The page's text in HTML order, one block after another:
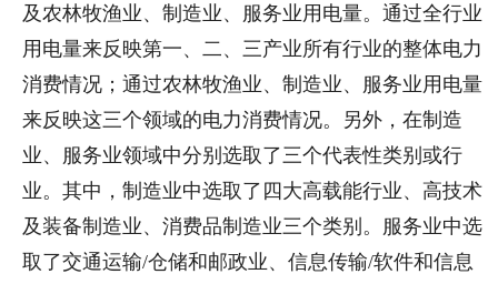
及农林牧渔业、制造业、服务业用电量。通过全行业
用电量来反映第一、二、三产业所有行业的整体电力
消费情况；通过农林牧渔业、制造业、服务业用电量
来反映这三个领域的电力消费情况。另外，在制造
业、服务业领域中分别选取了三个代表性类别或行
业。其中，制造业中选取了四大高载能行业、高技术
及装备制造业、消费品制造业三个类别。服务业中选
取了交通运输/仓储和邮政业、信息传输/软件和信息